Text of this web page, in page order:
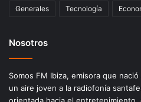
Generales Tecnología
Nosotros
Somos FM Ibiza, emisora que
un aire joven a la radiofonía